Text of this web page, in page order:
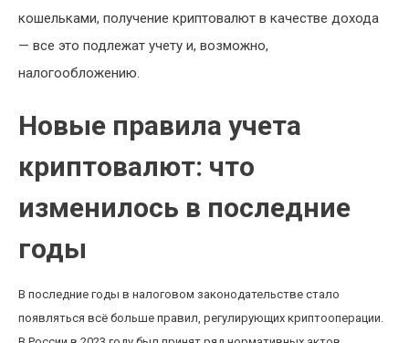
кошельками, получение криптовалют в качестве дохода
— все это подлежат учету и, возможно,
налогообложению.
Новые правила учета
криптовалют: что
изменилось в последние
годы
В последние годы в налоговом законодательстве стало
появляться всё больше правил, регулирующих криптооперации.